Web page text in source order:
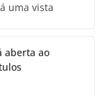
uma vista
aberta ao